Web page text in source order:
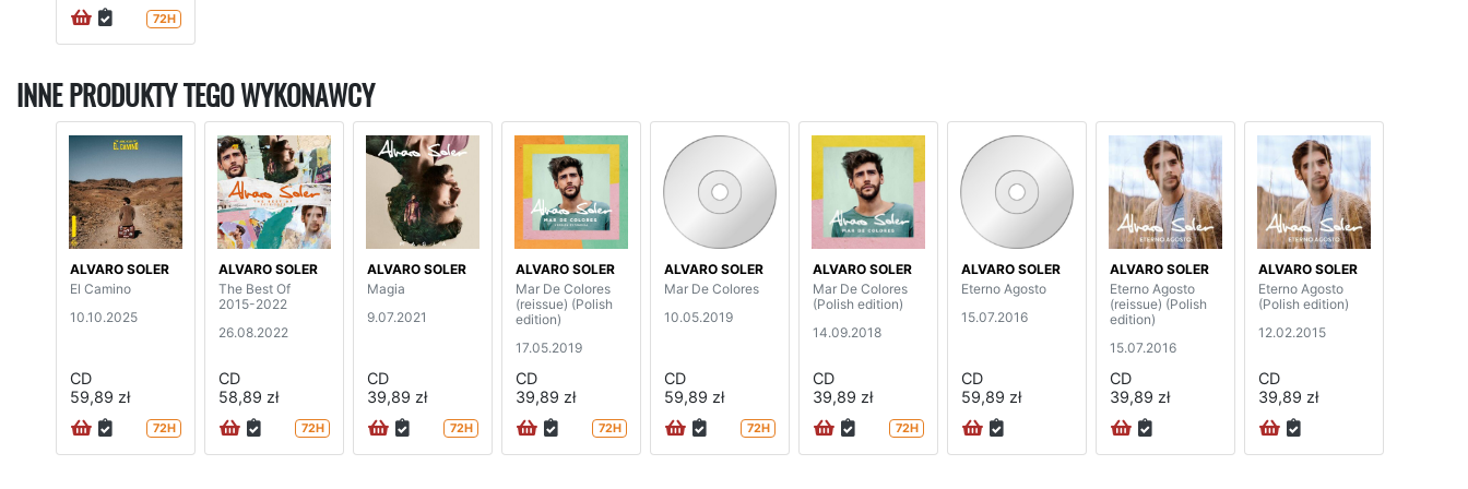
72H
INNE PRODUKTY TEGO WYKONAWCY
ALVARO SOLER
El Camino
10.10.2025
CD
59,89 zł
72H
ALVARO SOLER
The Best Of
2015-2022
26.08.2022
CD
58,89 zł
72H
ALVARO SOLER
Magia
9.07.2021
CD
39,89 zł
72H
ALVARO SOLER
Mar De Colores
(reissue) (Polish
edition)
17.05.2019
CD
39,89 zł
72H
ALVARO SOLER
Mar De Colores
10.05.2019
CD
59,89 zł
72H
ALVARO SOLER
Mar De Colores
(Polish edition)
14.09.2018
CD
39,89 zł
72H
ALVARO SOLER
Eterno Agosto
15.07.2016
CD
59,89 zł
ALVARO SOLER
Eterno Agosto
(reissue) (Polish
edition)
15.07.2016
CD
39,89 zł
ALVARO SOLER
Eterno Agosto
(Polish edition)
12.02.2015
CD
39,89 zł